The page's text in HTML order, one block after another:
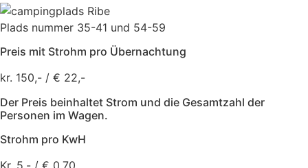
Plads nummer 35-41 und 54-59
Preis mit Strohm pro Übernachtung
kr. 150,- / € 22,-
Der Preis beinhaltet Strom und die Gesamtzahl der
Personen im Wagen.
Strohm pro KwH
Kr. 5,- / € 0,70